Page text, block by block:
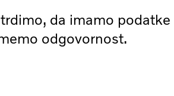
da imamo
odgovornost.